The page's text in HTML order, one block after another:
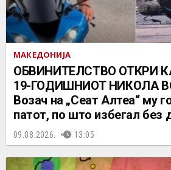
МАКЕДОНИЈА
ОБВИНИТЕЛСТВО ОТКРИ
19-ГОДИШНИОТ НИКОЛА
Возач на „Сеат Алтеа“ му
патот, по што избегал без
09.08.2026. 13:05